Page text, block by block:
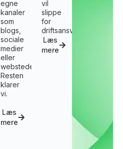
egne
kanaler
som
blogs,
sociale
medier
eller
websteder.
Resten
klarer
vi.
Læs
mere
vil
slippe
for
driftsansvar.
Læs
mere